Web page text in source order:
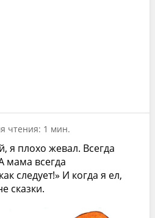
чтения: 1 мин.
я плохо жевал. Всегда
мама всегда
следует!» И когда я ел,
сказки.